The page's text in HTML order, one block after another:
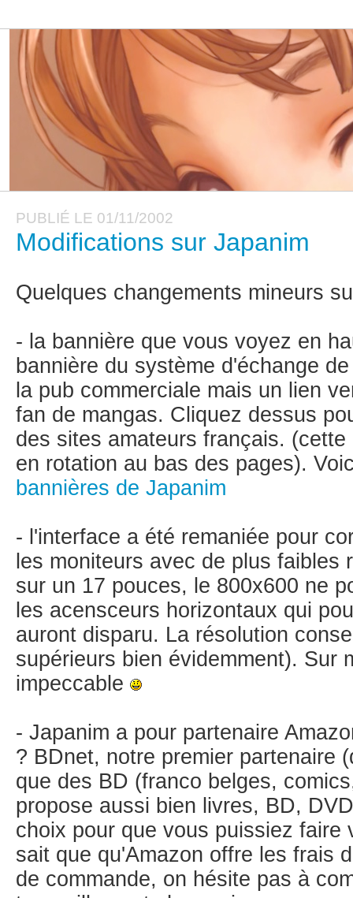
PUBLIÉ LE 01/11/2002
Modifications sur Japanim
Quelques changements mineurs
- la bannière que vous voyez en
bannière du système d'échange
la pub commerciale mais un lien
fan de mangas. Cliquez dessus
des sites amateurs français.
en rotation au bas des pages).
bannières de Japanim
- l'interface a été remaniée pour
les moniteurs avec de plus faibles
sur un 17 pouces, le 800x600 ne
les acensceurs horizontaux qui
auront disparu. La résolution
supérieurs bien évidemment). Sur
impeccable
- Japanim a pour partenaire
? BDnet, notre premier partenaire
que des BD (franco belges,
propose aussi bien livres, BD,
choix pour que vous puissiez faire
sait que qu'Amazon offre les frais
de commande, on hésite pas à